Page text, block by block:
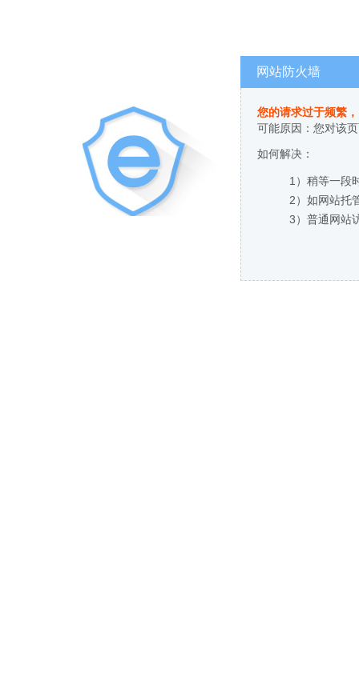
网站防火墙
您的请求过于频繁
可能原因：您对该
如何解决：
1）稍等一段
2）如网站托
3）普通网站